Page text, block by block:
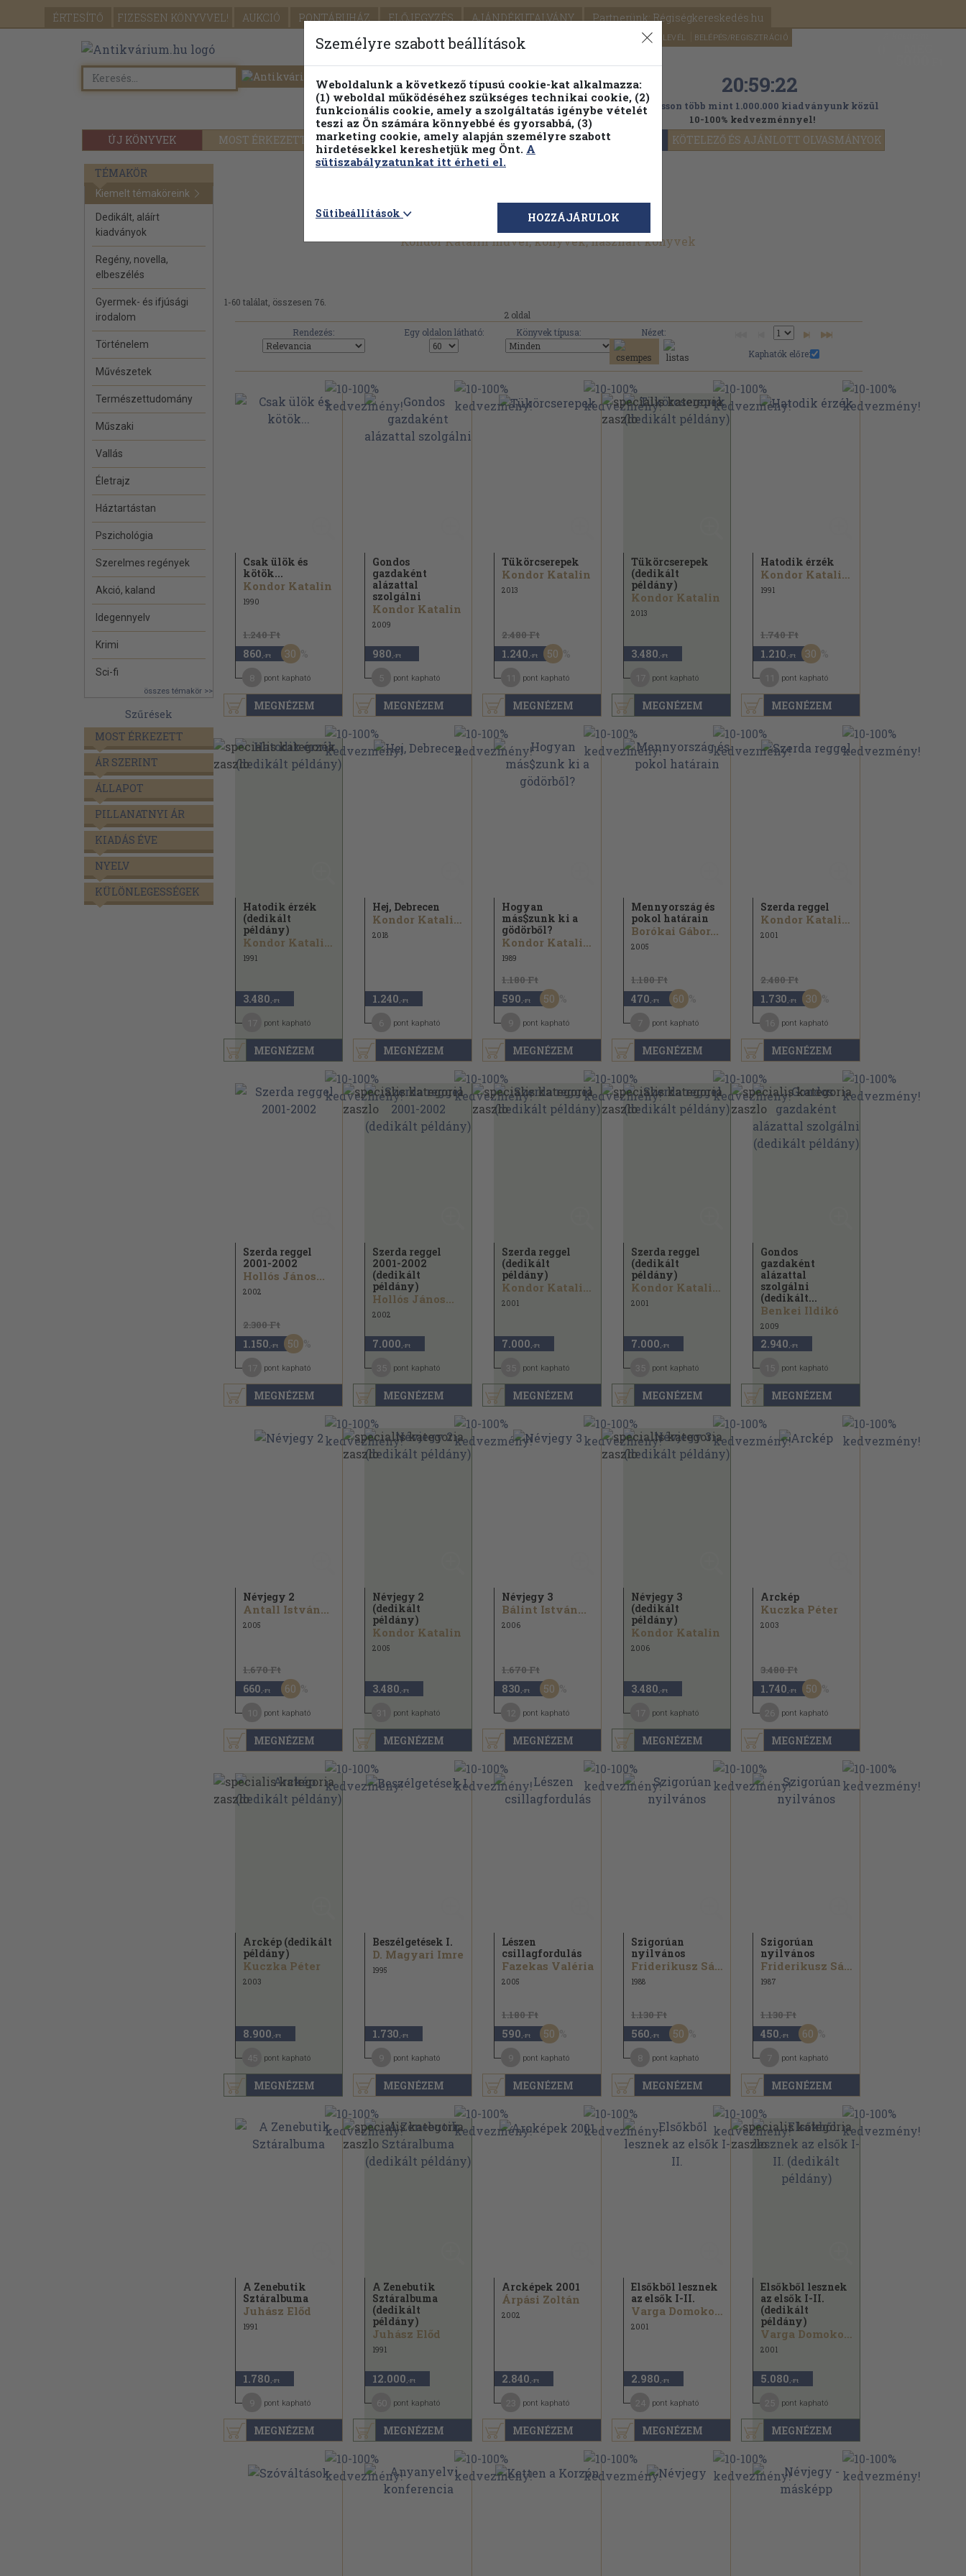
ÉRTESÍTŐ FIZESSEN KÖNYVVEL! AUKCIÓ PONTÁRUHÁZ ELŐJEGYZÉS AJÁNDÉKUTALVÁNY Partnerünk: Régiségkereskedés.hu
SEGÍTSÉG HÍRLEVÉL BELÉPÉS/REGISZTRÁCIÓ
ÚJ KÖNYVEK MOST ÉRKEZETT PILLANATNYI ÁRAINK FENNTARTHATÓ OLVASMÁNYOK KÖTELEZŐ ÉS AJÁNLOTT OLVASMÁNYOK
Részletes kereső Témaköri fa 20:59:20
Válogasson több mint 1.000.000 kiadványunk közül
10-100% kedvezménnyel!
TÉMAKÖR
Kiemelt témaköreink
Dedikált, aláírt
kiadványok
Regény, novella,
elbeszélés
Gyermek- és ifjúsági
irodalom
Történelem
Művészetek
Természettudomány
Műszaki
Vallás
Életrajz
Háztartástan
Pszichológia
Szerelmes regények
Akció, kaland
Idegennyelv
Krimi
Sci-fi
összes témakör >>
Szűrések
MOST ÉRKEZETT
ÁR SZERINT
ÁLLAPOT
PILLANATNYI ÁR
KIADÁS ÉVE
NYELV
KÜLÖNLEGESSÉGEK
Kondor Katalin művei, könyvek, használt könyvek
1-60 találat, összesen 76.
2 oldal
Rendezés:
Egy oldalon látható: Könyvek típusa:
Nézet:
Kaphatók előre:
MEGNÉZEM
Csak ülök és
kötök...
Kondor Katalin
1990
1.240 Ft
860 ,-Ft 30
pont kapható
MEGNÉZEM
Gondos
gazdaként
alázattal
szolgálni
Kondor Katalin
2009
980 ,-Ft
pont kapható
MEGNÉZEM
Tükörcserepek
Kondor Katalin
2013
2.480 Ft
1.240 ,-Ft 50
pont kapható
MEGNÉZEM
Tükörcserepek
(dedikált
példány)
Kondor Katalin
2013
3.480 ,-Ft
pont kapható
MEGNÉZEM
Hatodik érzék
Kondor Katalin...
1991
1.740 Ft
1.210 ,-Ft 30
pont kapható
MEGNÉZEM
Hatodik érzék
(dedikált
példány)
Kondor Katalin...
1991
3.480 ,-Ft
pont kapható
MEGNÉZEM
Hej, Debrecen
Kondor Katalin...
2018
1.240 ,-Ft
pont kapható
MEGNÉZEM
Hogyan
más$zunk ki a
gödörből?
Kondor Katalin...
1989
1.180 Ft
590 ,-Ft 50
pont kapható
MEGNÉZEM
Mennyország és
pokol határain
Borókai Gábor...
2005
1.180 Ft
470 ,-Ft 60
pont kapható
MEGNÉZEM
Szerda reggel
Kondor Katalin...
2001
2.480 Ft
1.730 ,-Ft 30
pont kapható
MEGNÉZEM
Szerda reggel
2001-2002
Hollós János...
2002
2.300 Ft
1.150 ,-Ft 50
pont kapható
MEGNÉZEM
Szerda reggel
2001-2002
(dedikált
példány)
Hollós János...
2002
7.000 ,-Ft
pont kapható
MEGNÉZEM
Szerda reggel
(dedikált
példány)
Kondor Katalin...
2001
7.000 ,-Ft
pont kapható
MEGNÉZEM
Szerda reggel
(dedikált
példány)
Kondor Katalin...
2001
7.000 ,-Ft
pont kapható
MEGNÉZEM
Gondos
gazdaként
alázattal
szolgálni
(dedikált...
Benkei Ildikó
2009
2.940 ,-Ft
pont kapható
MEGNÉZEM
Névjegy 2
Antall István...
2005
1.670 Ft
660 ,-Ft 60
pont kapható
MEGNÉZEM
Névjegy 2
(dedikált
példány)
Kondor Katalin
2005
3.480 ,-Ft
pont kapható
MEGNÉZEM
Névjegy 3
Bálint István...
2006
1.670 Ft
830 ,-Ft 50
pont kapható
MEGNÉZEM
Névjegy 3
(dedikált
példány)
Kondor Katalin
2006
3.480 ,-Ft
pont kapható
MEGNÉZEM
Arckép
Kuczka Péter
2003
3.480 Ft
1.740 ,-Ft 50
pont kapható
MEGNÉZEM
Arckép (dedikált
példány)
Kuczka Péter
2003
8.900 ,-Ft
pont kapható
MEGNÉZEM
Beszélgetések I.
D. Magyari Imre
1995
1.730 ,-Ft
pont kapható
MEGNÉZEM
Lészen
csillagfordulás
Fazekas Valéria
2005
1.180 Ft
590 ,-Ft 50
pont kapható
MEGNÉZEM
Szigorúan
nyilvános
Friderikusz Sándor
1988
1.130 Ft
560 ,-Ft 50
pont kapható
MEGNÉZEM
Szigorúan
nyilvános
Friderikusz Sándor
1987
1.130 Ft
450 ,-Ft 60
pont kapható
MEGNÉZEM
A Zenebutik
Sztáralbuma
Juhász Előd
1991
1.780 ,-Ft
pont kapható
MEGNÉZEM
A Zenebutik
Sztáralbuma
(dedikált
példány)
Juhász Előd
1991
12.000 ,-Ft
pont kapható
MEGNÉZEM
Arcképek 2001
Árpási Zoltán
2002
2.840 ,-Ft
pont kapható
MEGNÉZEM
Elsőkből lesznek
az elsők I-II.
Varga Domokos György
2001
2.980 ,-Ft
pont kapható
MEGNÉZEM
Elsőkből lesznek
az elsők I-II.
(dedikált
példány)
Varga Domokos György
2001
5.080 ,-Ft
pont kapható
Személyre szabott beállítások
Weboldalunk a következő típusú cookie-kat alkalmazza:
(1) weboldal működéséhez szükséges technikai cookie, (2)
funkcionális cookie, amely a szolgáltatás igénybe vételét
teszi az Ön számára könnyebbé és gyorsabbá, (3)
marketing cookie, amely alapján személyre szabott
hirdetésekkel kereshetjük meg Önt. A
sütiszabályzatunkat itt érheti el.
Sütibeállítások HOZZÁJÁRULOK